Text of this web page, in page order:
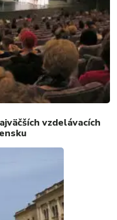
vzdelávacích